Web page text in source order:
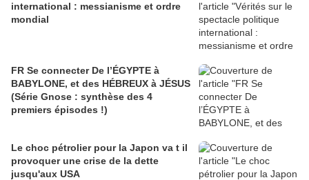
international : messianisme et ordre
mondial
FR Se connecter De l’ÉGYPTE à
BABYLONE, et des HÉBREUX à JÉSUS
(Série Gnose : synthèse des 4
premiers épisodes !)
Le choc pétrolier pour la Japon va t il
provoquer une crise de la dette
jusqu'aux USA